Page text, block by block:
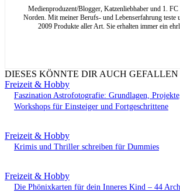
Medienproduzent/Blogger, Katzenliebhaber und 1.
Norden. Mit meiner Berufs- und Lebenserfahrung teste
2009 Produkte aller Art. Sie erhalten immer ein
DIESES KÖNNTE DIR AUCH GEFALLEN
Freizeit & Hobby
Faszination Astrofotografie: Grundlagen,
Workshops für Einsteiger und Fortgeschrittene
Freizeit & Hobby
Krimis und Thriller schreiben für Dummies
Freizeit & Hobby
Die Phönixkarten für dein Inneres Kind – 44